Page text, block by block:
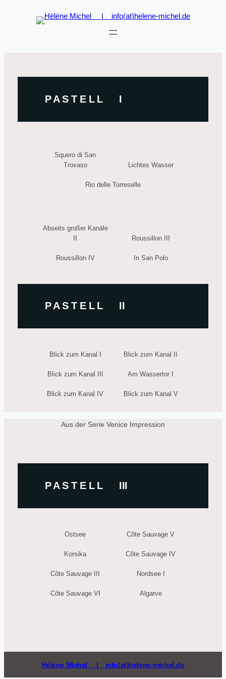
P A S T E L L I
Squero di San
Trovaso
Lichtes Wasser
Rio delle Torreselle
Abseits großer Kanäle
II
Roussillon III
Roussillon IV In San Polo
P A S T E L L II
Blick zum Kanal I Blick zum Kanal II
Blick zum Kanal III Am Wassertor I
Blick zum Kanal IV Blick zum Kanal V
Aus der Serie Venice Impression
P A S T E L L III
Ostsee Côte Sauvage V
Korsika Côte Sauvage IV
Côte Sauvage III Nordsee I
Côte Sauvage VI Algarve
Hélène Michel | info(at)helene-michel.de